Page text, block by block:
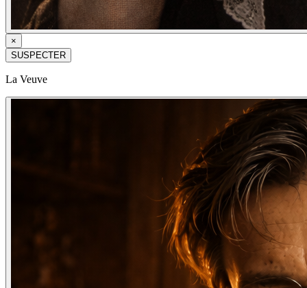
×
SUSPECTER
La Veuve